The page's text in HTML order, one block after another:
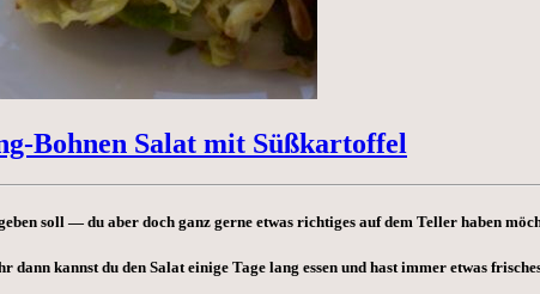
Bohnen Salat mit Süßkartoffel
soll — du aber doch ganz gerne etwas richtiges auf dem Teller haben
dann kannst du den Salat einige Tage lang essen und hast immer etwas